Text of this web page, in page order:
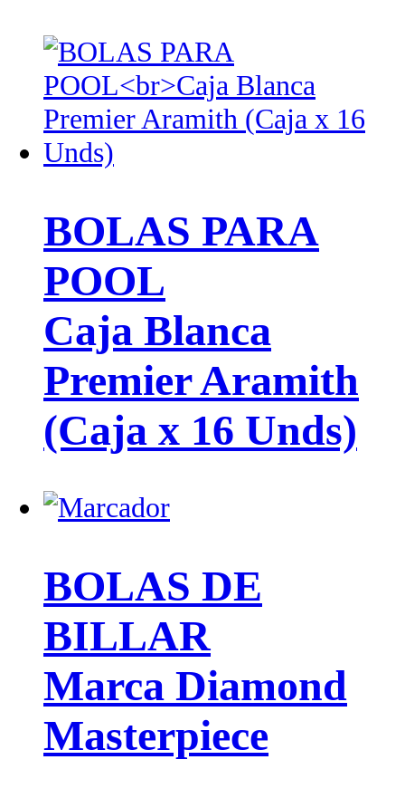
BOLAS PARA
POOL
Caja Blanca
Premier Aramith
(Caja x 16 Unds)
BOLAS DE
BILLAR
Marca Diamond
Masterpiece